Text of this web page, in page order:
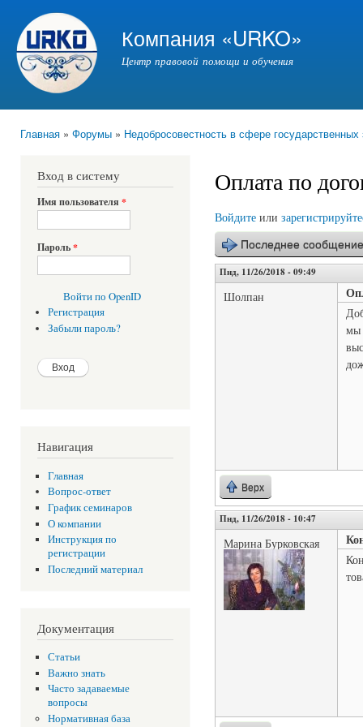
Компания «URKO»
Центр правовой помощи и обучения
Главная » Форумы » Недобросовестность в сфере государственных
Вход в систему
Имя пользователя *
Пароль*
Войти по OpenID
Регистрация
Забыли пароль?
Навигация
Главная
Вопрос-ответ
График семинаров
О компании
Инструкция по
регистрации
Последний материал
Документация
Статьи
Важно знать
Часто задаваемые
вопросы
Нормативная база
Оплата по
Войдите или
Последнее сообщение
Пнд, 11/26/2018 - 09:49
Шолпан
мы
Верх
Пнд, 11/26/2018 - 10:47
Марина Бурковская